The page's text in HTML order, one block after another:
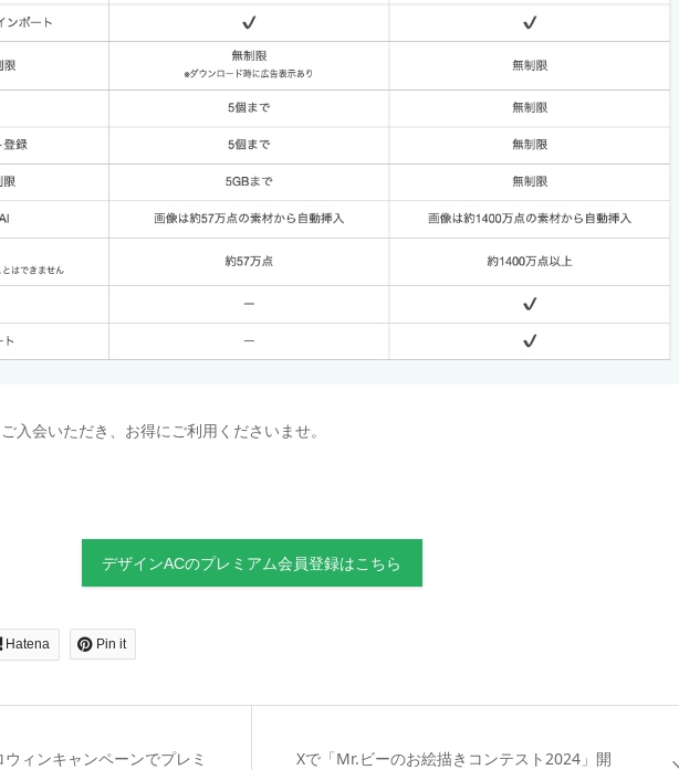
入会いただき、お得にご利用くださいませ。
デザインACのプレミアム会員登録はこちら
Hatena Pin it
ウィンキャンペーンでプレミ
Xで「Mr.ビーのお絵描きコンテスト2024」開